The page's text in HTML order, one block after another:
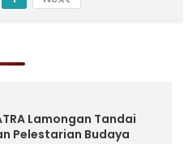
Lamongan Tandai
Pelestarian Budaya